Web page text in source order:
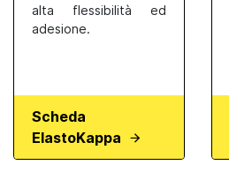
alta flessibilità ed
adesione.
Scheda
ElastoKappa